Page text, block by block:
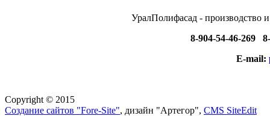
УралПолифасад - производство
8-904-54-46-269
E-mail:
Copyright © 2015
Создание сайтов "Fore-Site", дизайн "Артегор", CMS SiteEdit